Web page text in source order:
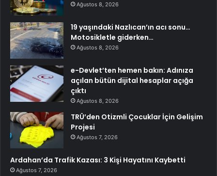
Ağustos 8, 2026
19 yaşındaki Nazlıcan’ın acı sonu…
Motosikletle giderken…
Ağustos 8, 2026
e-Devlet’ten hemen bakın: Adınıza
açılan bütün dijital hesaplar açığa
çıktı
Ağustos 8, 2026
TRÜ’den Otizmli Çocuklar İçin Gelişim
Projesi
Ağustos 7, 2026
Ardahan’da Trafik Kazası: 3 Kişi Hayatını Kaybetti
Ağustos 7, 2026